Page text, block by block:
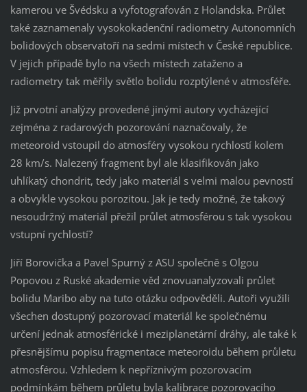
kamerou ve Švédsku a vyfotografován z Holandska. Průlet
také zaznamenaly vysokokadenční radiometry Autonomních
bolidových observatoří na sedmi místech v České republice.
V jejich případě bylo na všech místech zataženo a
radiometry tak měřily světlo bolidu rozptýlené v atmosféře.
Již prvotní analýzy provedené jinými autory vycházející
zejména z radarových pozorování naznačovaly, že
meteoroid vstoupil do atmosféry vysokou rychlostí kolem
28 km/s. Nalezený fragment byl ale klasifikován jako
uhlíkatý chondrit, tedy jako materiál s velmi malou pevností
a obvykle vysokou porozitou. Jak je tedy možné, že takový
nesoudržný materiál přežil průlet atmosférou s tak vysokou
vstupní rychlostí?
Jiří Borovička a Pavel Spurný z ASU společně s Olgou
Popovou z Ruské akademie věd znovuanalyzovali průlet
bolidu Maribo aby na tuto otázku odpověděli. Autoři využili
všechen dostupný pozorovací materiál ke společnému
určení jednak atmosférické i meziplanetární dráhy, ale také k
přesnějšímu popisu fragmentace meteoroidu během průletu
atmosférou. Vzhledem k nepříznivým pozorovacím
podmínkám během průletu byla kalibrace pozorovacího